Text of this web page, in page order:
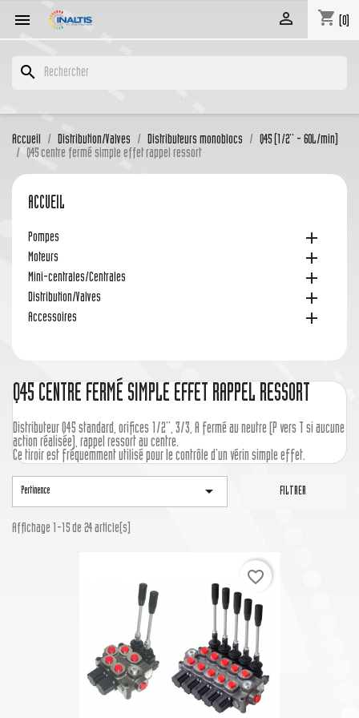
 shopping_cart (0)

search
Accueil Distribution/Valves Distributeurs monoblocs
Q45 (1/2'' - 60L/min)
Q45 centre fermé simple effet rappel ressort
ACCUEIL
Pompes 
Moteurs 
Mini-centrales/Centrales 
Distribution/Valves 
Accessoires 
Q45 CENTRE FERMÉ SIMPLE EFFET RAPPEL RESSORT
Distributeur Q45 standard, orifices 1/2'', 3/3, A fermé au neutre (P vers T si aucune
action réalisée), rappel ressort au centre.
Ce tiroir est fréquemment utilisé pour le contrôle d'un vérin simple effet.
Pertinence  FILTRER
Affichage 1-15 de 24 article(s)
favorite_border